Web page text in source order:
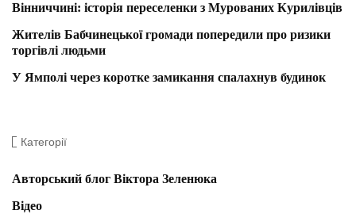
Вінниччині: історія переселенки з Мурованих Курилівців
Жителів Бабчинецької громади попередили про ризики
торгівлі людьми
У Ямполі через коротке замикання спалахнув будинок
Категорії
Авторський блог Віктора Зеленюка
Відео